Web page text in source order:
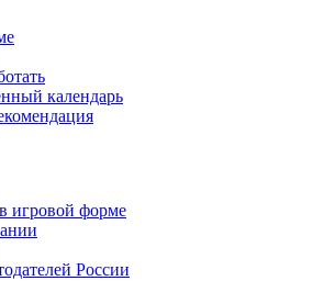
календарь
игровой форме
России